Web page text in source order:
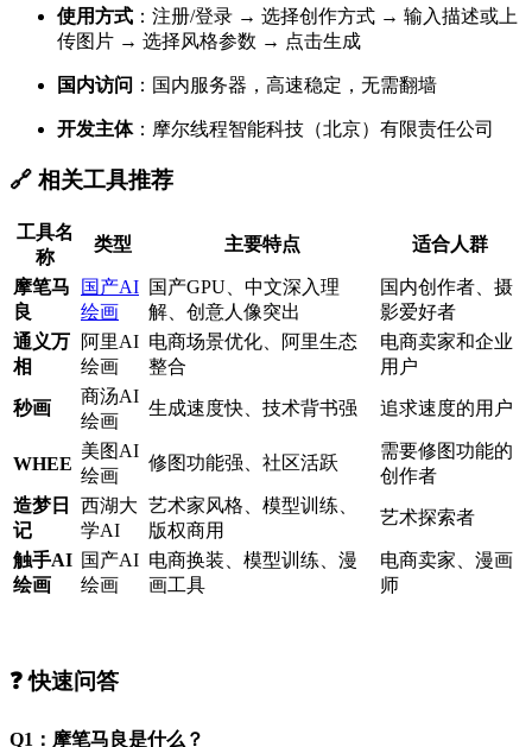
使用方式 ：注册/登录 → 选择创作方式 → 输入描述或上
传图片 → 选择风格参数 → 点击生成
国内访问 ：国内服务器，高速稳定，无需翻墙
开发主体：摩尔线程智能科技（北京）有限责任公司
🔗 相关工具推荐
工具名
称
类型 主要特点 适合人群
摩笔马
良
国产AI
绘画
国产GPU、中文深入理
解、创意人像突出
国内创作者、摄
影爱好者
通义万
相
阿里AI
绘画
电商场景优化、阿里生态
整合
电商卖家和企业
用户
秒画
商汤AI
绘画
生成速度快、技术背书强 追求速度的用户
WHEE
美图AI
绘画
修图功能强、社区活跃
需要修图功能的
创作者
造梦日
记
西湖大
学AI
艺术家风格、模型训练、
版权商用
艺术探索者
触手AI
绘画
国产AI
绘画
电商换装、模型训练、漫
画工具
电商卖家、漫画
师
❓ 快速问答
Q1：摩笔马良是什么？